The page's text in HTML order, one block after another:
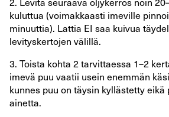
kuluttua (voimakkaasti imeville
minuuttia). Lattia EI saa kuivua
levityskertojen välillä.
3. Toista kohta 2 tarvittaessa 1–2
imevä puu vaatii usein enemmän
kunnes puu on täysin kyllästetty
ainetta.